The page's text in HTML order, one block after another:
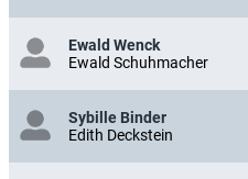
Ewald Wenck
Ewald Schuhmacher
Sybille Binder
Edith Deckstein